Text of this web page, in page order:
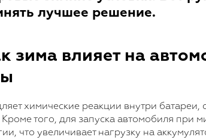
лучшее решение.
зима влияет на
химические реакции внутри батареи,
того, для запуска автомобиля при
что увеличивает нагрузку на